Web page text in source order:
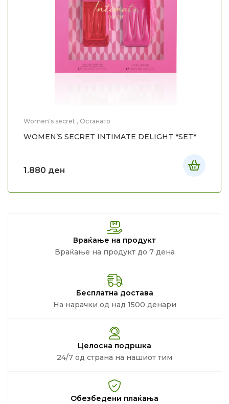
Women's secret , Останато
WOMEN’S SECRET INTIMATE DELIGHT *SET*
1.880 ден
Враќање на продукт
Враќање на продукт до 7 дена
Бесплатна достава
На нарачки од над 1500 денари
Целосна подршка
24/7 од страна на нашиот тим
Обезбедени плаќања